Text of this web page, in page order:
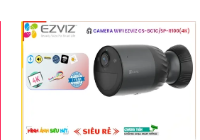
đình, văn phòng, cửa hàng và nhà
kho